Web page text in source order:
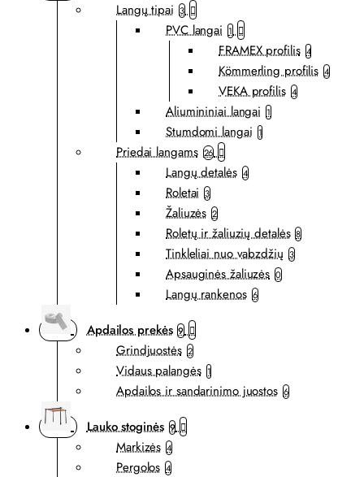
Langų tipai 3
PVC langai 1
FRAMEX profilis 4
Kömmerling profilis 4
VEKA profilis 4
Aliumininiai langai 1
Stumdomi langai 1
Priedai langams 26
Langų detalės 4
Roletai 3
Žaliuzės 2
Roletų ir žaliuzių detalės 8
Tinkleliai nuo vabzdžių 3
Apsauginės žaliuzės 0
Langų rankenos 6
Apdailos prekės 9
Grindjuostės 2
Vidaus palangės 1
Apdailos ir sandarinimo juostos 6
Lauko stoginės 9
Markizės 4
Pergolos 4